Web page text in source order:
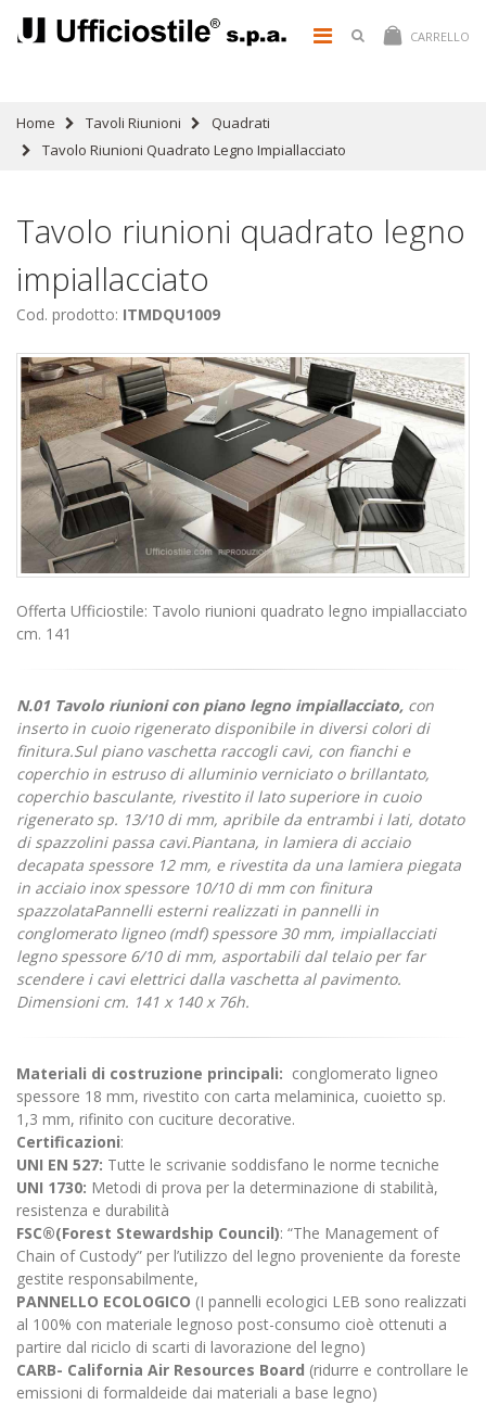
CARRELLO
Home Tavoli Riunioni
Quadrati
Tavolo Riunioni Quadrato Legno Impiallacciato
Tavolo riunioni quadrato legno
impiallacciato
Cod. prodotto: ITMDQU1009
Offerta Ufficiostile: Tavolo riunioni quadrato legno impiallacciato
cm. 141
N.01 Tavolo riunioni con piano legno impiallacciato, con
inserto in cuoio rigenerato disponibile in diversi colori di
finitura.Sul piano vaschetta raccogli cavi, con fianchi e
coperchio in estruso di alluminio verniciato o brillantato,
coperchio basculante, rivestito il lato superiore in cuoio
rigenerato sp. 13/10 di mm, apribile da entrambi i lati, dotato
di spazzolini passa cavi.Piantana, in lamiera di acciaio
decapata spessore 12 mm, e rivestita da una lamiera piegata
in acciaio inox spessore 10/10 di mm con finitura
spazzolataPannelli esterni realizzati in pannelli in
conglomerato ligneo (mdf) spessore 30 mm, impiallacciati
legno spessore 6/10 di mm, asportabili dal telaio per far
scendere i cavi elettrici dalla vaschetta al pavimento.
Dimensioni cm. 141 x 140 x 76h.
Materiali di costruzione principali: conglomerato ligneo
spessore 18 mm, rivestito con carta melaminica, cuoietto sp.
1,3 mm, rifinito con cuciture decorative.
Certificazioni:
UNI EN 527: Tutte le scrivanie soddisfano le norme tecniche
UNI 1730: Metodi di prova per la determinazione di stabilità,
resistenza e durabilità
FSC®(Forest Stewardship Council): “The Management of
Chain of Custody” per l’utilizzo del legno proveniente da foreste
gestite responsabilmente,
PANNELLO ECOLOGICO (I pannelli ecologici LEB sono realizzati
al 100% con materiale legnoso post-consumo cioè ottenuti a
partire dal riciclo di scarti di lavorazione del legno)
CARB- California Air Resources Board (ridurre e controllare le
emissioni di formaldeide dai materiali a base legno)